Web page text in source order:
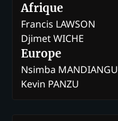
Afrique
Francis LAWSON
Djimet WICHE
Europe
Nsimba MANDIANGU
Kevin PANZU